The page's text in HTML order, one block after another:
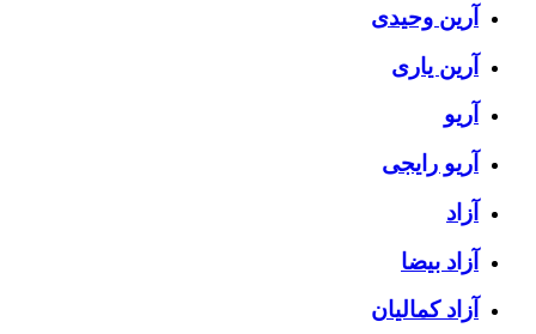
آرین وحیدی
آرین یاری
آریو
آریو رایجی
آزاد
آزاد بیضا
آزاد کمالیان